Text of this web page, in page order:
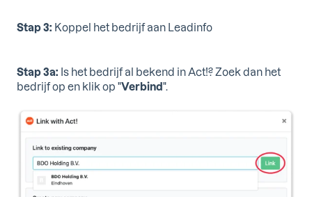
Stap 3: Koppel het bedrijf aan Leadinfo
Stap 3a: Is het bedrijf al bekend in Act!? Zoek dan het
bedrijf op en klik op "Verbind".